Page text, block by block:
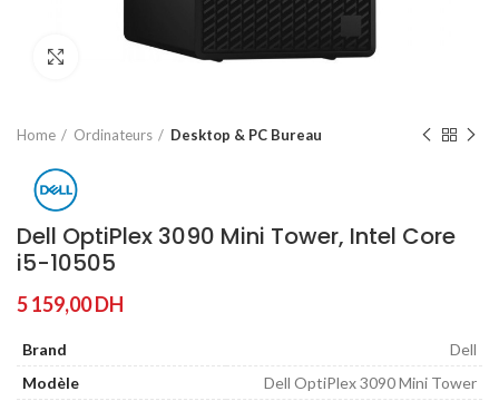
Home Ordinateurs Desktop & PC Bureau
Dell OptiPlex 3090 Mini Tower, Intel Core
i5-10505
5 159,00DH
Brand
Dell
Modèle
Dell OptiPlex 3090 Mini Tower